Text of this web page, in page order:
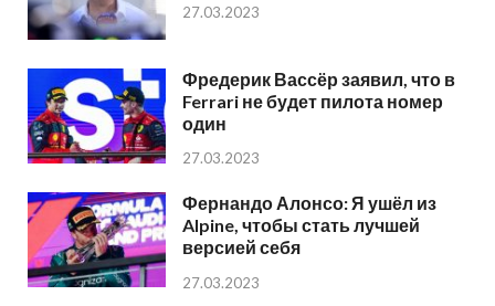
27.03.2023
Фредерик Вассёр заявил, что в
Ferrari не будет пилота номер
один
27.03.2023
Фернандо Алонсо: Я ушёл из
Alpine, чтобы стать лучшей
версией себя
27.03.2023